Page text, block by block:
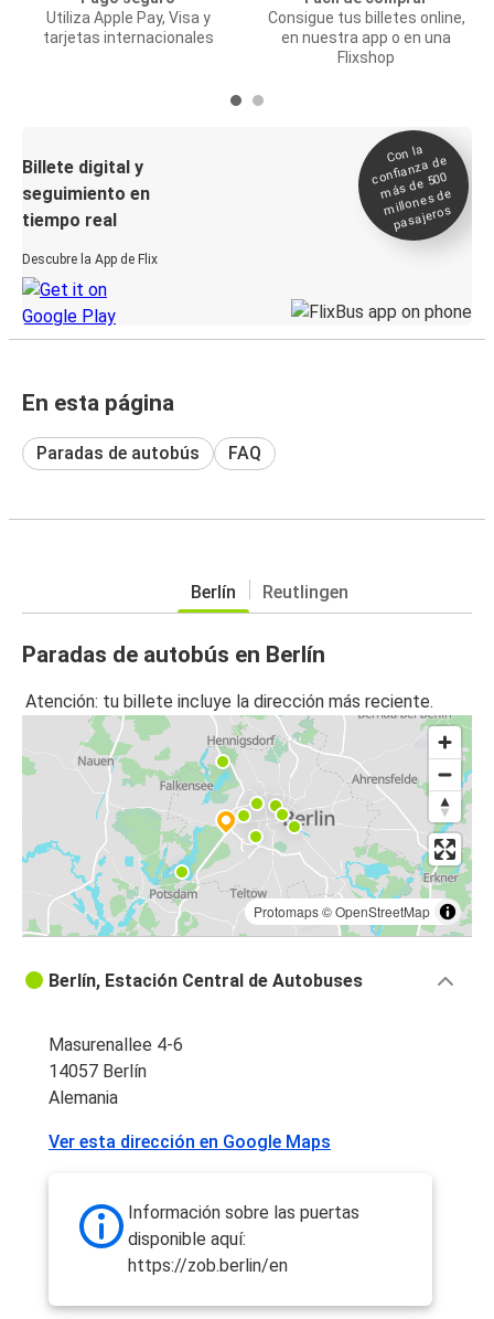
Utiliza Apple Pay, Visa y
tarjetas internacionales
Consigue tus billetes online,
en nuestra app o en una
Flixshop
Billete digital y
seguimiento en
tiempo real
Descubre la App de Flix
Con la
confianza de
más de 500
millones de
pasajeros
En esta página
Paradas de autobús FAQ
Berlín Reutlingen
Paradas de autobús en Berlín
Atención: tu billete incluye la dirección más reciente.
Protomaps©OpenStreetMap
Berlín, Estación Central de Autobuses
Masurenallee 4-6
14057 Berlín
Alemania
Ver esta dirección en Google Maps
Información sobre las puertas
disponible aquí:
https://zob.berlin/en